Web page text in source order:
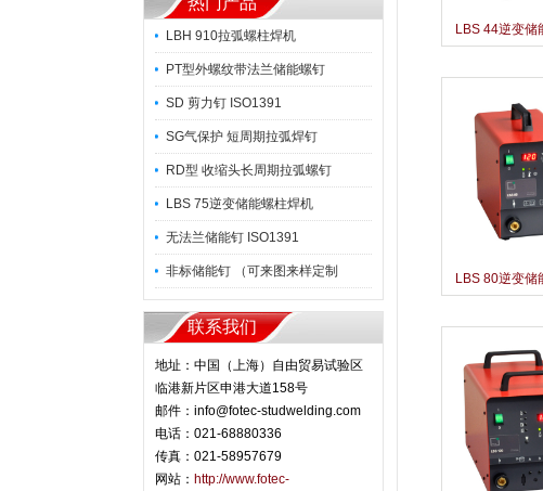
LBH 910拉弧螺柱焊机
PT型外螺纹带法兰储能螺钉
SD 剪力钉 ISO1391
SG气保护 短周期拉弧焊钉
RD型 收缩头长周期拉弧螺钉
LBS 75逆变储能螺柱焊机
无法兰储能钉 ISO1391
非标储能钉 （可来图来样定制
联系我们
地址：中国（上海）自由贸易试验区
临港新片区申港大道158号
邮件：info@fotec-studwelding.com
电话：021-68880336
传真：021-58957679
网站： http://www.fotec-
LBS 44逆变储
LBS 80逆变储